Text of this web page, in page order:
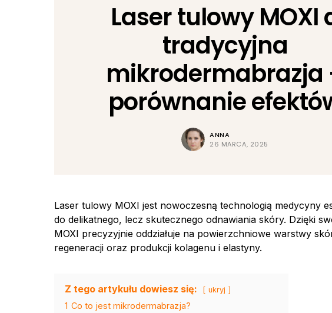
Laser tulowy MOXI
tradycyjna
mikrodermabrazja
porównanie
ANNA
26 MARCA, 2025
Laser tulowy MOXI jest nowoczesną technologią medycyny
do delikatnego, lecz skutecznego odnawiania skóry. Dzięki
MOXI precyzyjnie oddziałuje na powierzchniowe warstwy
regeneracji oraz produkcji kolagenu i elastyny.
Z tego artykułu dowiesz się: ukryj
1 Co to jest mikrodermabrazja?